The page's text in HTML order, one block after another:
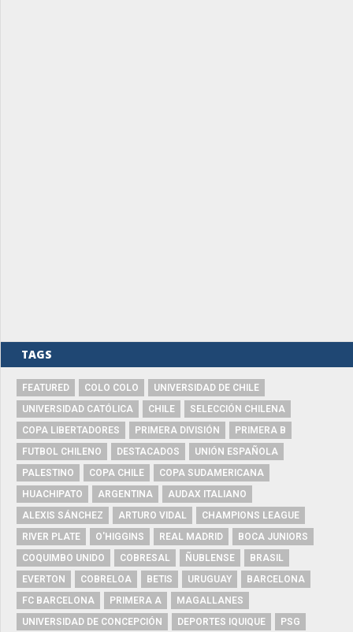
TAGS
FEATURED COLO COLO
UNIVERSIDAD DE CHILE
UNIVERSIDAD CATÓLICA
CHILE
SELECCIÓN CHILENA
COPA LIBERTADORES
PRIMERA DIVISIÓN
PRIMERA B
FUTBOL CHILENO
DESTACADOS
UNIÓN ESPAÑOLA
PALESTINO
COPA CHILE
COPA SUDAMERICANA
HUACHIPATO
ARGENTINA
AUDAX ITALIANO
ALEXIS SÁNCHEZ
ARTURO VIDAL
CHAMPIONS LEAGUE
RIVER PLATE
O'HIGGINS REAL MADRID
BOCA JUNIORS
COQUIMBO UNIDO
COBRESAL ÑUBLENSE
BRASIL
EVERTON
COBRELOA BETIS URUGUAY
BARCELONA
FC BARCELONA
PRIMERA A
MAGALLANES
UNIVERSIDAD DE CONCEPCIÓN
DEPORTES IQUIQUE PSG